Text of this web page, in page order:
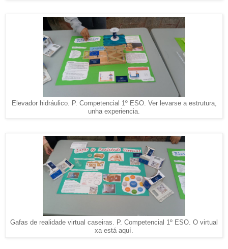
Elevador hidráulico. P. Competencial 1º ESO. Ver levarse a estrutura,
unha experiencia.
Gafas de realidade virtual caseiras. P. Competencial 1º ESO. O virtual
xa está aquí.